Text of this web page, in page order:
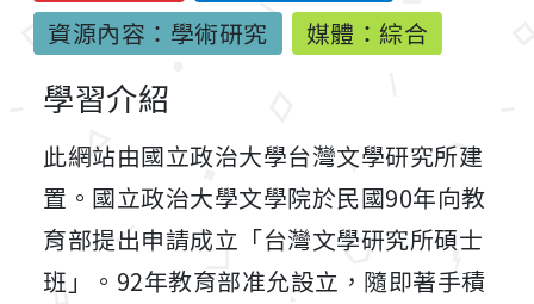
資源內容：學術研究
媒體：綜合
學習介紹
此網站由國立政治大學台灣文學研究所建
置。國立政治大學文學院於民國90年向教
育部提出申請成立「台灣文學研究所碩士
班」。92年教育部准允設立，隨即著手積